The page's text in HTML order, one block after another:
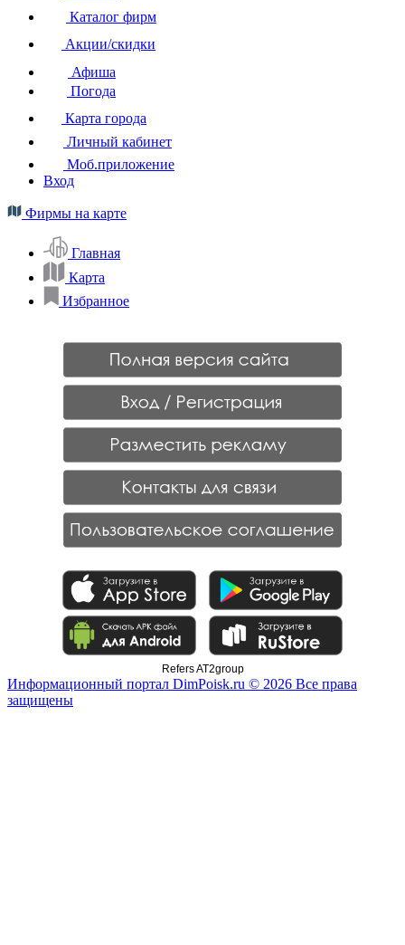
Каталог фирм
Акции/скидки
Афиша
Погода
Карта города
Личный кабинет
Моб.приложение
Вход
Фирмы на карте
Главная
Карта
Избранное
Refers AT2group
Информационный портал DimPoisk.ru © 2026 Все права
защищены